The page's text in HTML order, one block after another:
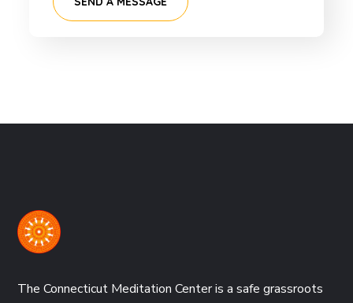
The Connecticut Meditation Center is a safe grassroots